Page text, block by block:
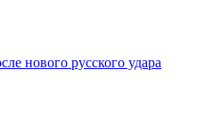
нового русского удара